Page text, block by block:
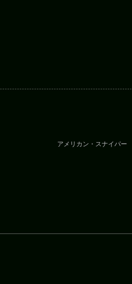
アメリカン・スナイパー